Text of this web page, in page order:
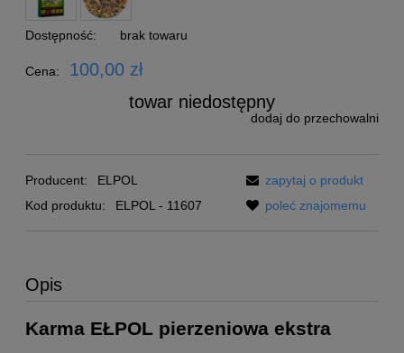
Dostępność: brak towaru
Cena:
100,00 zł
towar niedostępny
dodaj do przechowalni
Producent:
ELPOL
Kod produktu:
ELPOL - 11607
zapytaj o produkt
poleć znajomemu
Opis
Karma EŁPOL pierzeniowa ekstra